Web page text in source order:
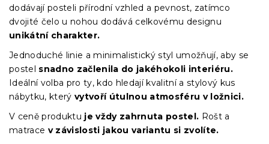
dodávají posteli přírodní vzhled a pevnost, zatímco
dvojité čelo u nohou dodává celkovému designu
unikátní charakter.
Jednoduché linie a minimalistický styl umožňují, aby se
postel snadno začlenila do jakéhokoli interiéru.
Ideální volba pro ty, kdo hledají kvalitní a stylový kus
nábytku, kterývytvoří útulnou atmosféru v ložnici.
V ceně produktu je vždy zahrnuta postel. Rošt a
matrace v závislosti jakou variantu si zvolíte.